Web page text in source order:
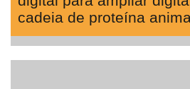
cadeia de proteína